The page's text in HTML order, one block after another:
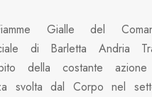
Gialle del
di Barletta Andria
della costante
svolta dal Corpo nel